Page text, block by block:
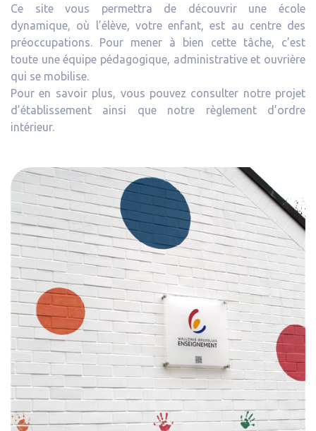
Ce site vous permettra de découvrir une école
dynamique, où l’élève, votre enfant, est au centre des
préoccupations. Pour mener à bien cette tâche, c’est
toute une équipe pédagogique, administrative et ouvrière
qui se mobilise.
Pour en savoir plus, vous pouvez consulter notre projet
d’établissement ainsi que notre règlement d’ordre
intérieur.